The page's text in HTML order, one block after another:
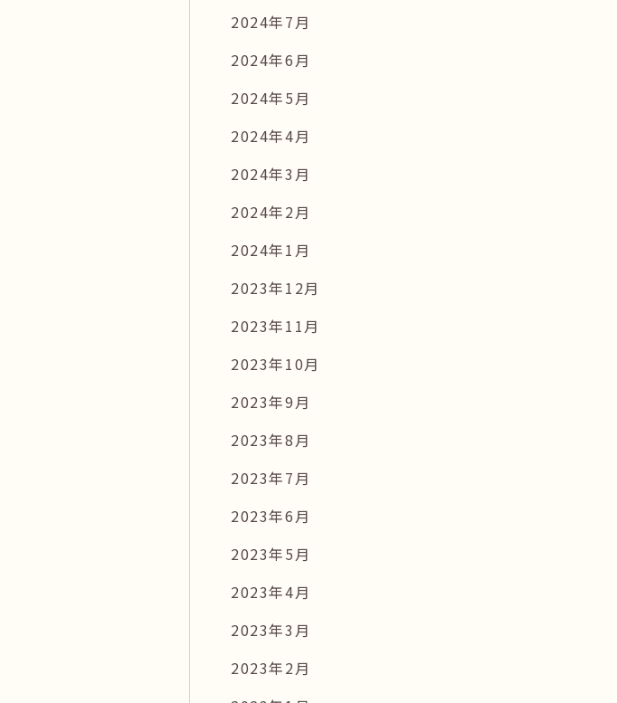
2024年7月
2024年6月
2024年5月
2024年4月
2024年3月
2024年2月
2024年1月
2023年12月
2023年11月
2023年10月
2023年9月
2023年8月
2023年7月
2023年6月
2023年5月
2023年4月
2023年3月
2023年2月